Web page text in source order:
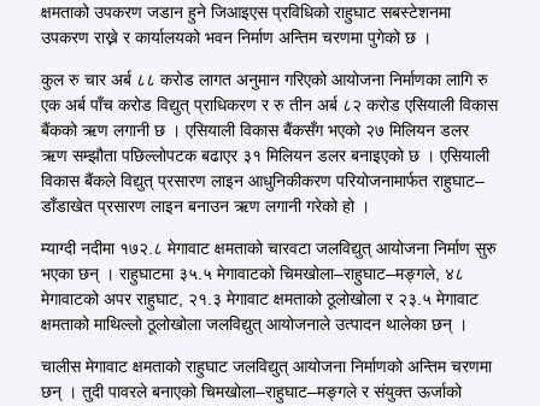
क्षमताको उपकरण जडान हुने जिआइएस प्रविधिको राहुघाट सबस्टेशनमा
उपकरण राख्ने र कार्यालयको भवन निर्माण अन्तिम चरणमा पुगेको छ ।
कुल रु चार अर्ब ८८ करोड लागत अनुमान गरिएको आयोजना निर्माणका लागि रु
एक अर्ब पाँच करोड विद्युत् प्राधिकरण र रु तीन अर्ब ८२ करोड एसियाली विकास
बैंकको ऋण लगानी छ । एसियाली विकास बैंकसँग भएको २७ मिलियन डलर
ऋण सम्झौता पछिल्लोपटक बढाएर ३१ मिलियन डलर बनाइएको छ । एसियाली
विकास बैंकले विद्युत् प्रसारण लाइन आधुनिकीकरण परियोजनामार्फत राहुघाट–
डाँडाखेत प्रसारण लाइन बनाउन ऋण लगानी गरेको हो ।
म्याग्दी नदीमा १७२.८ मेगावाट क्षमताको चारवटा जलविद्युत् आयोजना निर्माण सुरु
भएका छन् । राहुघाटमा ३५.५ मेगावाटको चिमखोला–राहुघाट–मङ्गले, ४८
मेगावाटको अपर राहुघाट, २१.३ मेगावाट क्षमताको ठूलोखोला र २३.५ मेगावाट
क्षमताको माथिल्लो ठूलोखोला जलविद्युत् आयोजनाले उत्पादन थालेका छन् ।
चालीस मेगावाट क्षमताको राहुघाट जलविद्युत् आयोजना निर्माणको अन्तिम चरणमा
छन् । तुदी पावरले बनाएको चिमखोला–राहुघाट–मङ्गले र संयुक्त ऊर्जाको